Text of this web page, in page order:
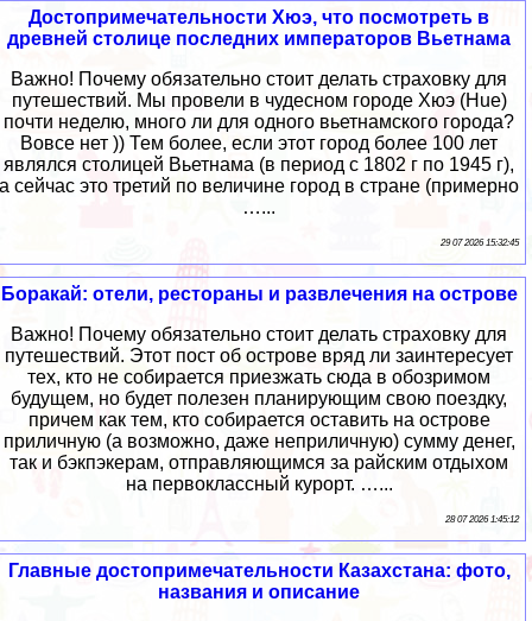
Достопримечательности Хюэ, что посмотреть в
древней столице последних императоров Вьетнама
Важно! Почему обязательно стоит делать страховку для
путешествий. Мы провели в чудесном городе Хюэ (Hue)
почти неделю, много ли для одного вьетнамского города?
Вовсе нет )) Тем более, если этот город более 100 лет
являлся столицей Вьетнама (в период с 1802 г по 1945 г),
а сейчас это третий по величине город в стране (примерно
…...
29 07 2026 15:32:45
Боракай: отели, рестораны и развлечения на острове
Важно! Почему обязательно стоит делать страховку для
путешествий. Этот пост об острове вряд ли заинтересует
тех, кто не собирается приезжать сюда в обозримом
будущем, но будет полезен планирующим свою поездку,
причем как тем, кто собирается оставить на острове
приличную (а возможно, даже неприличную) сумму денег,
так и бэкпэкерам, отправляющимся за райским отдыхом
на первоклассный курорт. …...
28 07 2026 1:45:12
Главные достопримечательности Казахстана: фото,
названия и описание